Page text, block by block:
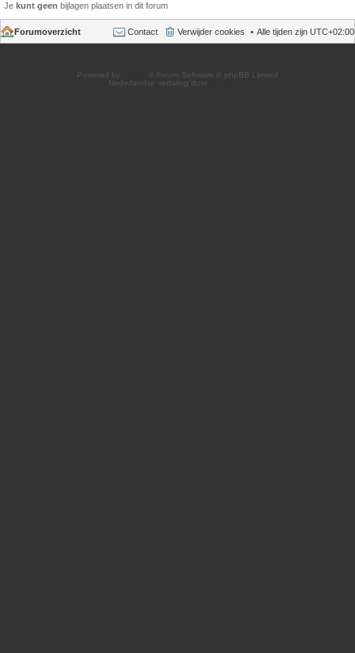
Je kunt geen bijlagen plaatsen in dit forum
Forumoverzicht Alle tijden zijn UTC+02:00
Verwijder cookies
Contact
Powered by
® Forum Software © phpBB Limited
Nederlandse vertaling door